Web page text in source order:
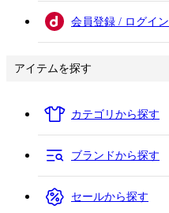
会員登録 / ログイン
アイテムを探す
カテゴリから探す
ブランドから探す
セールから探す